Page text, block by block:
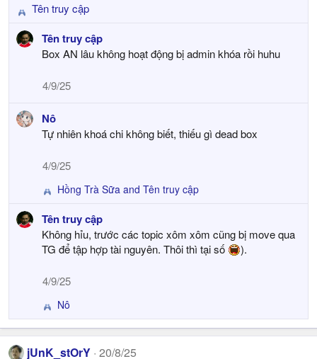
R
e
a
n
Tên truy cập
Tên truy cập
Box AN lâu không hoạt động bị admin khóa rồi huhu
4/9/25
Nô
Tự nhiên khoá chi không biết, thiếu gì dead box
4/9/25
R
a
c
t
o
n
s
:
Hồng Trà Sữa and Tên truy cập
Tên truy cập
Không hỉu, trước các topic xôm xôm cũng bị move qua
TG để tập hợp tài nguyên. Thôi thì tại số
).
4/9/25
R
e
a
c
Nô
jUnK_stOrY 20/8/25